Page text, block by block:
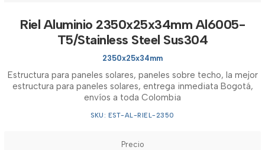
Riel Aluminio 2350x25x34mm Al6005-
T5/Stainless Steel Sus304
2350x25x34mm
Estructura para paneles solares, paneles sobre techo, la mejor
estructura para paneles solares, entrega inmediata Bogotá,
envíos a toda Colombia
SKU: EST-AL-RIEL-2350
Precio